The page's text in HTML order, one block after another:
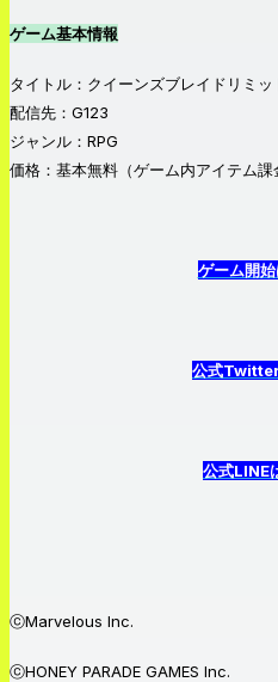
ゲーム基本情報
タイトル：クイーンズブレイドリミッ
配信先：G123
ジャンル：RPG
価格：基本無料（ゲーム内アイテム課
ゲーム開
公式
公式LINE
ⓒMarvelous Inc.
ⓒHONEY PARADE GAMES Inc.